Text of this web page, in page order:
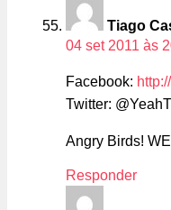
Tiago
04 set 2011 às
Facebook:
Twitter:
Angry Birds!
Responder